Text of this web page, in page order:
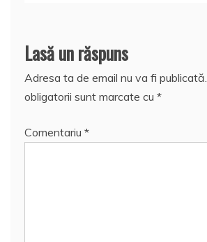
Lasă un răspuns
Adresa ta de email nu va fi publicată.
obligatorii sunt marcate cu *
Comentariu *